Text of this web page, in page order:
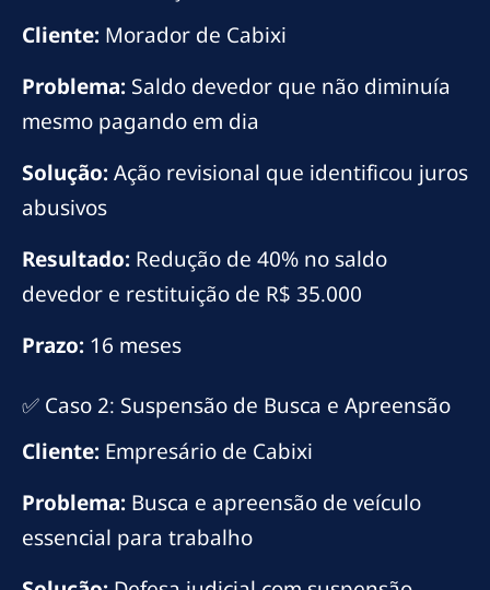
Cliente: Morador de Cabixi
Problema: Saldo devedor que não diminuía
mesmo pagando em dia
Solução:Ação revisional que identificou juros
abusivos
Resultado: Redução de 40% no saldo
devedor e restituição de R$ 35.000
Prazo: 16 meses
✅ Caso 2: Suspensão de Busca e Apreensão
Cliente: Empresário de Cabixi
Problema: Busca e apreensão de veículo
essencial para trabalho